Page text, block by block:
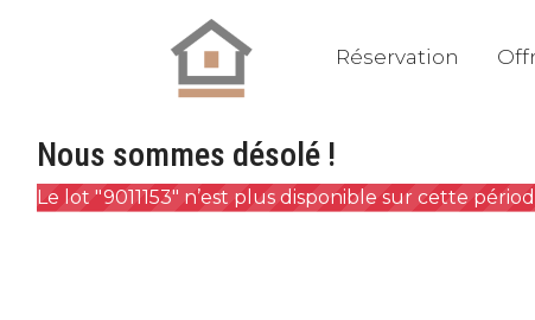
Réservation
Nous sommes désolé !
Le lot "9011153" n’est plus disponible sur cette